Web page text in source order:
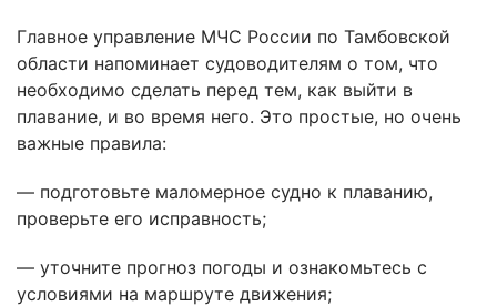
Главное управление МЧС России по Тамбовской
области напоминает судоводителям о том, что
необходимо сделать перед тем, как выйти в
плавание, и во время него. Это простые, но очень
важные правила:
— подготовьте маломерное судно к плаванию,
проверьте его исправность;
— уточните прогноз погоды и ознакомьтесь с
условиями на маршруте движения;